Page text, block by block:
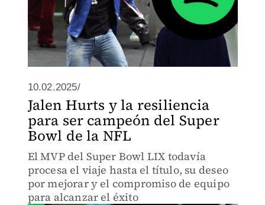
10.02.2025/
Jalen Hurts y la resiliencia
para ser campeón del Super
Bowl de la NFL
El MVP del Super Bowl LIX todavía
procesa el viaje hasta el título, su deseo
por mejorar y el compromiso de equipo
para alcanzar el éxito